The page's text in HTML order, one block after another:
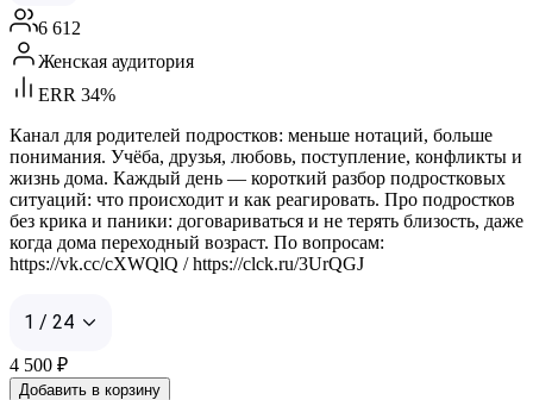
6 612
Женская аудитория
ERR 34%
Канал для родителей подростков: меньше нотаций, больше
понимания. Учёба, друзья, любовь, поступление, конфликты и
жизнь дома. Каждый день — короткий разбор подростковых
ситуаций: что происходит и как реагировать. Про подростков
без крика и паники: договариваться и не терять близость, даже
когда дома переходный возраст. По вопросам:
https://vk.cc/cXWQlQ / https://clck.ru/3UrQGJ
1 / 24
4 500 ₽
Добавить в корзину